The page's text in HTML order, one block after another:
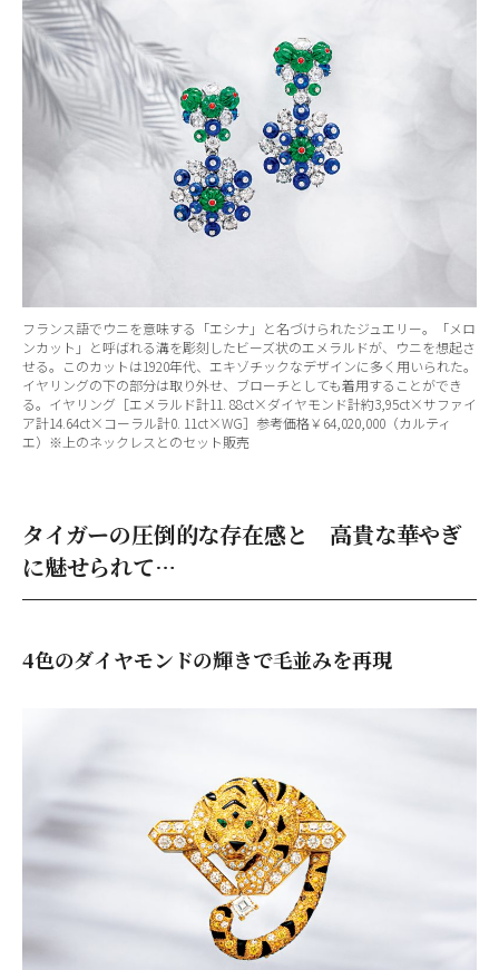
フランス語でウニを意味する「エシナ」と名づけられたジュエリー。「メロ
ンカット」と呼ばれる溝を彫刻したビーズ状のエメラルドが、ウニを想起さ
せる。このカットは1920年代、エキゾチックなデザインに多く用いられた。
イヤリングの下の部分は取り外せ、ブローチとしても着用することができ
る。イヤリング［エメラルド計11. 88ct×ダイヤモンド計約3,95ct×サファイ
ア計14.64ct×コーラル計0. 11ct×WG］参考価格￥64,020,000（カルティ
エ）※上のネックレスとのセット販売
タイガーの圧倒的な存在感と 高貴な華やぎ
に魅せられて…
4色のダイヤモンドの輝きで毛並みを再現